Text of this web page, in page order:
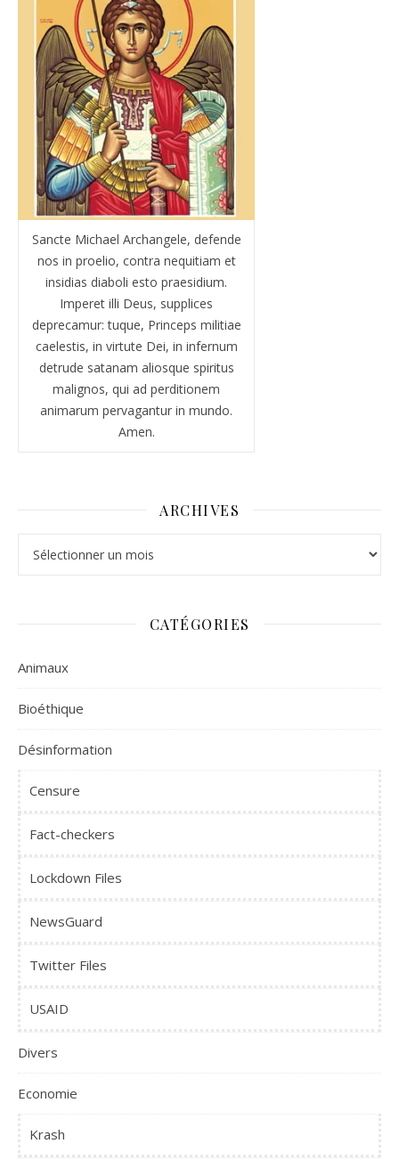
Sancte Michael Archangele, defende
nos in proelio, contra nequitiam et
insidias diaboli esto praesidium.
Imperet illi Deus, supplices
deprecamur: tuque, Princeps militiae
caelestis, in virtute Dei, in infernum
detrude satanam aliosque spiritus
malignos, qui ad perditionem
animarum pervagantur in mundo.
Amen.
ARCHIVES
CATÉGORIES
Animaux
Bioéthique
Désinformation
Censure
Fact-checkers
Lockdown Files
NewsGuard
Twitter Files
USAID
Divers
Economie
Krash